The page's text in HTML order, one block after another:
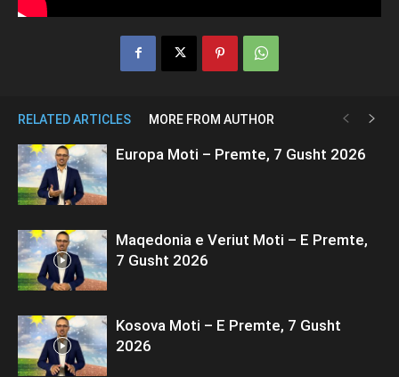
RELATED ARTICLES MORE FROM AUTHOR
Europa Moti – Premte, 7 Gusht 2026
Maqedonia e Veriut Moti – E Premte,
7 Gusht 2026
Kosova Moti – E Premte, 7 Gusht
2026